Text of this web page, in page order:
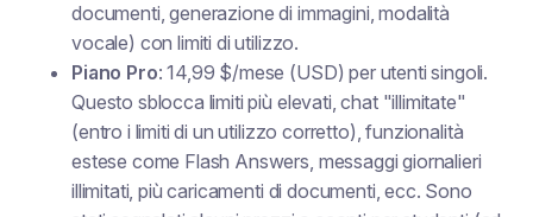
documenti, generazione di immagini, modalità
vocale) con limiti di utilizzo.
Piano Pro: 14,99 $/mese (USD) per utenti singoli.
Questo sblocca limiti più elevati, chat "illimitate"
(entro i limiti di un utilizzo corretto), funzionalità
estese come Flash Answers, messaggi giornalieri
illimitati, più caricamenti di documenti, ecc. Sono